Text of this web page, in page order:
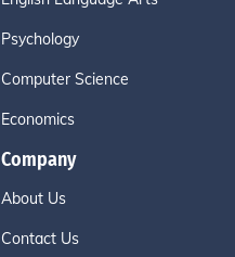
Psychology
Computer Science
Economics
Company
About Us
Contact Us